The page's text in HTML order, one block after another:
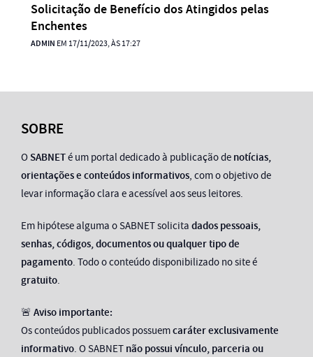
Solicitação de Benefício dos Atingidos pelas
Enchentes
ADMIN EM 17/11/2023, ÀS 17:27
SOBRE
O SABNETé um portal dedicado à publicação de notícias,
orientações e conteúdos informativos, com o objetivo de
levar informação clara e acessível aos seus leitores.
Em hipótese alguma o SABNET solicita dados pessoais,
senhas, códigos, documentos ou qualquer tipo de
pagamento. Todo o conteúdo disponibilizado no site é
gratuito.
🚨 Aviso importante:
Os conteúdos publicados possuemcaráter exclusivamente
informativo. O SABNET não possui vínculo, parceria ou